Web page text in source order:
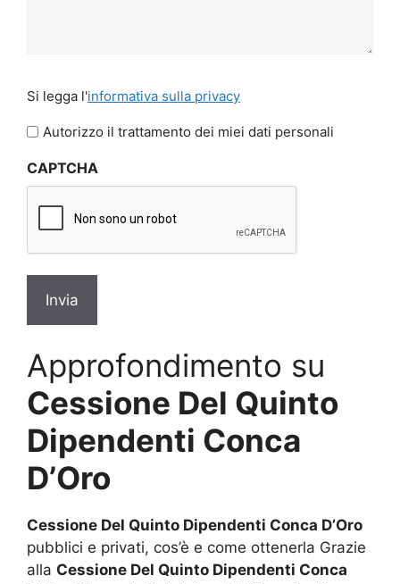
legga
l'informativa
privacy
Si legga l'informativa sulla privacy
Autorizzo il trattamento dei miei dati personali
CAPTCHA
Approfondimento su
Cessione Del Quinto
Dipendenti Conca
D’Oro
Cessione Del Quinto Dipendenti Conca D’Oro
pubblici e privati, cos’è e come ottenerla Grazie
alla Cessione Del Quinto Dipendenti Conca